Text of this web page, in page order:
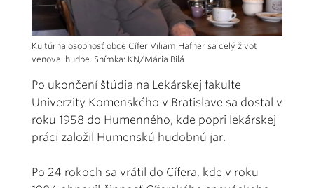
Kultúrna osobnosť obce Cífer Viliam Hafner sa celý život
venoval hudbe. Snímka: KN/Mária Bilá
Po ukončení štúdia na Lekárskej fakulte
Univerzity Komenského v Bratislave sa dostal v
roku 1958 do Humenného, kde popri lekárskej
práci založil Humenskú hudobnú jar.
Po 24 rokoch sa vrátil do Cífera, kde v roku